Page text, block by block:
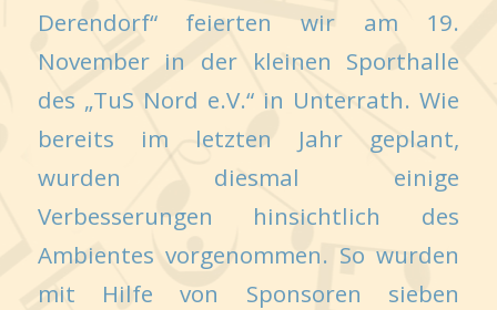
Derendorf“ feierten wir am 19.
November in der kleinen Sporthalle
des „TuS Nord e.V.“ in Unterrath. Wie
bereits im letzten Jahr geplant,
wurden diesmal einige
Verbesserungen hinsichtlich des
Ambientes vorgenommen. So wurden
mit Hilfe von Sponsoren sieben